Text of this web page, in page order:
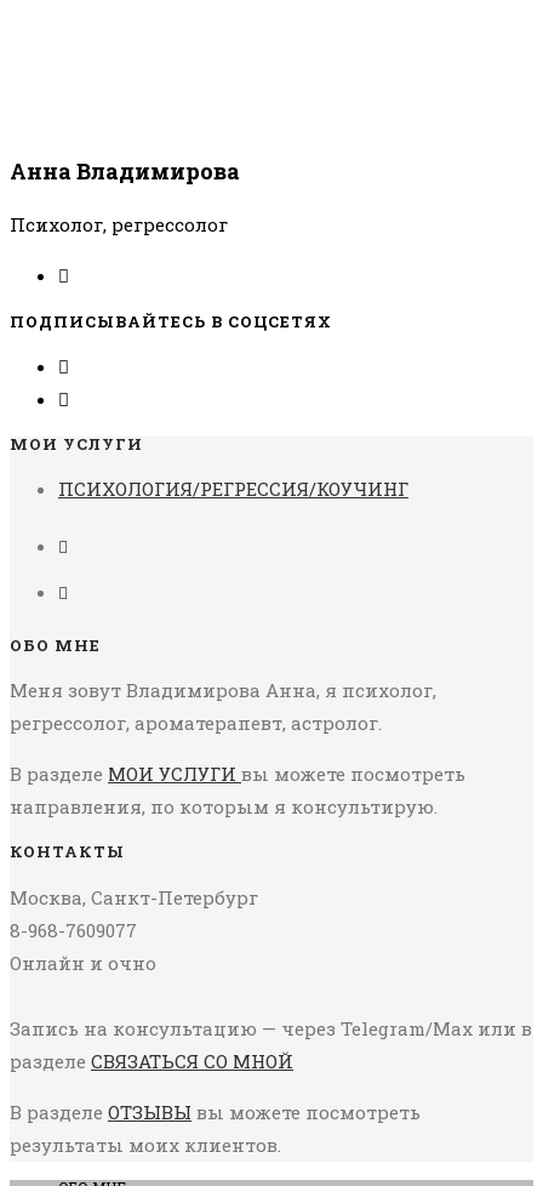
Анна Владимирова
Психолог, регрессолог
ПОДПИСЫВАЙТЕСЬ В СОЦСЕТЯХ
МОИ УСЛУГИ
ПСИХОЛОГИЯ/РЕГРЕССИЯ/КОУЧИНГ
ОБО МНЕ
Меня зовут Владимирова Анна, я психолог,
регрессолог, ароматерапевт, астролог.
В разделе МОИ УСЛУГИ вы можете посмотреть
направления, по которым я консультирую.
КОНТАКТЫ
Москва, Санкт-Петербург
8-968-7609077
Онлайн и очно
Запись на консультацию — через Telegram/Max или в
разделе СВЯЗАТЬСЯ СО МНОЙ
В разделе ОТЗЫВЫ вы можете посмотреть
результаты моих клиентов.